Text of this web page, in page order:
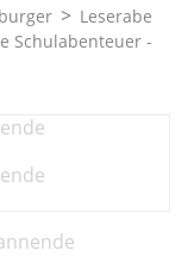
Leserabe
Schulabenteuer -